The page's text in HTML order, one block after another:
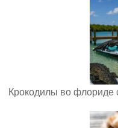
Крокодилы во флориде